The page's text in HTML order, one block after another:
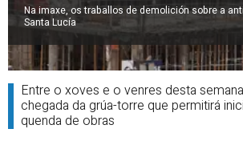
Na imaxe, os traballos de demolición sobre a
Santa Lucía
Entre o xoves e o venres desta
chegada da grúa-torre que permitirá
quenda de obras